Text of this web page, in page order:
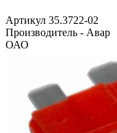
Артикул 35.3722-02
Производитель - Авар
ОАО